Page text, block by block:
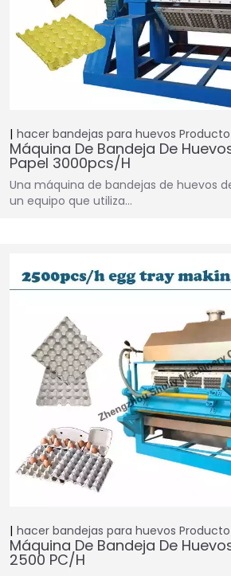
hacer bandejas para huevos Producto
Máquina De Bandeja De
Papel 3000pcs/h
Una máquina de bandejas de huevos
un equipo que utiliza…
hacer bandejas para huevos Producto
Máquina De Bandeja De
2500 PC/h